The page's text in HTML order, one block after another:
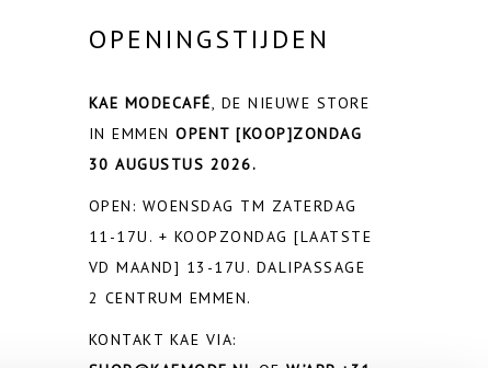
OPENINGSTIJDEN
KAE MODECAFÉ, DE NIEUWE STORE
IN EMMEN OPENT [KOOP]ZONDAG
30 AUGUSTUS 2026.
OPEN: WOENSDAG TM ZATERDAG
11-17U. + KOOPZONDAG [LAATSTE
VD MAAND] 13-17U. DALIPASSAGE
2 CENTRUM EMMEN.
KONTAKT KAE VIA: